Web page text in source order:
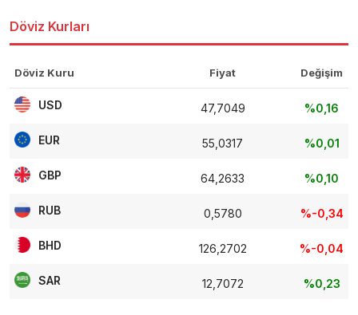
Döviz Kurları
Döviz Kuru Fiyat Değişim
USD 47,7049 %0,16
EUR 55,0317 %0,01
GBP 64,2633 %0,10
RUB 0,5780 %-0,34
BHD 126,2702 %-0,04
SAR 12,7072 %0,23